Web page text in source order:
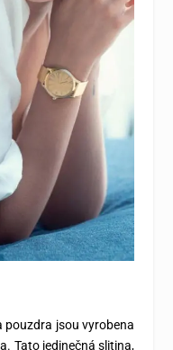
pouzdra jsou vyrobena
Tato jedinečná slitina,